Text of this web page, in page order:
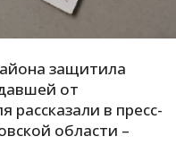
Т
У
защитила
от
в пресс-
области –